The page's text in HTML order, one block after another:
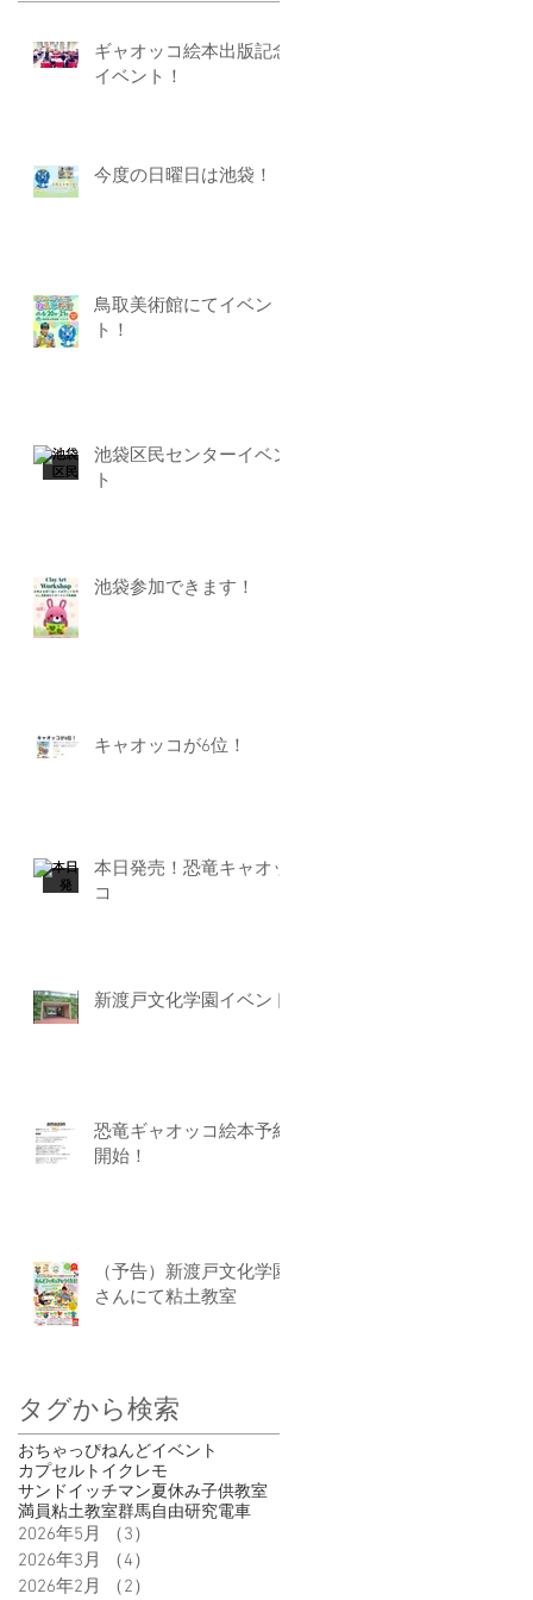
ギャオッコ絵本出版記念
イベント！
今度の日曜日は池袋！
鳥取美術館にてイベン
ト！
池袋区民センターイベン
ト
池袋参加できます！
キャオッコが6位！
本日発売！恐竜キャオッ
コ
新渡戸文化学園イベント
恐竜ギャオッコ絵本予約
開始！
（予告）新渡戸文化学園
さんにて粘土教室
タグから検索
2026年5月 （3）
2026年3月
（4）
2026年2月
（2）
おちゃっぴねんどイベント
カプセルトイクレモ
サンドイッチマン夏休み子供教室
満員粘土教室群馬自由研究電車